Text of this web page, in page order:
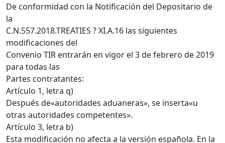
De conformidad con la Notificación del Depositario de
la
C.N.557.2018.TREATIES ? XI.A.16 las siguientes
modificaciones del
Convenio TIR entrarán en vigor el 3 de febrero de 2019
para todas las
Partes contratantes:
Artículo 1, letra q)
Después de«autoridades aduaneras», se inserta«u
otras autoridades competentes».
Artículo 3, letra b)
Esta modificación no afecta a la versión española. En la